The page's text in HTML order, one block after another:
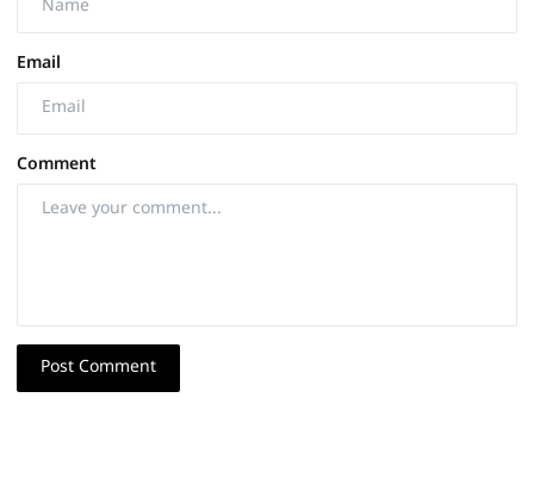
Email
Comment
Post Comment